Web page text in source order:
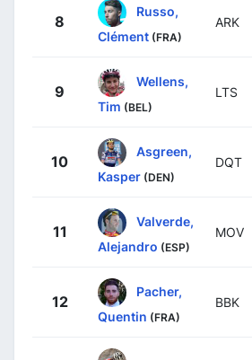
8
Russo,
Clément (FRA)
ARK
9
Wellens,
Tim (BEL)
LTS
10
Asgreen,
Kasper (DEN)
DQT
11
Valverde,
Alejandro (ESP)
MOV
12
Pacher,
Quentin (FRA)
BBK